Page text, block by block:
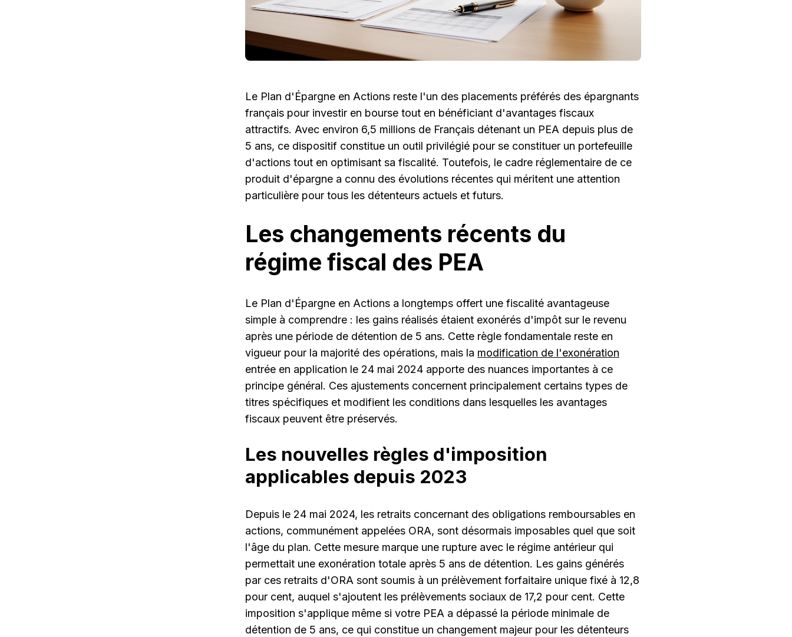
Le Plan d'Épargne en Actions reste l'un des placements préférés des épargnants
français pour investir en bourse tout en bénéficiant d'avantages fiscaux
attractifs. Avec environ 6,5 millions de Français détenant un PEA depuis plus de
5 ans, ce dispositif constitue un outil privilégié pour se constituer un portefeuille
d'actions tout en optimisant sa fiscalité. Toutefois, le cadre réglementaire de ce
produit d'épargne a connu des évolutions récentes qui méritent une attention
particulière pour tous les détenteurs actuels et futurs.
Les changements récents du
régime fiscal des PEA
Le Plan d'Épargne en Actions a longtemps offert une fiscalité avantageuse
simple à comprendre : les gains réalisés étaient exonérés d'impôt sur le revenu
après une période de détention de 5 ans. Cette règle fondamentale reste en
vigueur pour la majorité des opérations, mais la modification de l'exonération
entrée en application le 24 mai 2024 apporte des nuances importantes à ce
principe général. Ces ajustements concernent principalement certains types de
titres spécifiques et modifient les conditions dans lesquelles les avantages
fiscaux peuvent être préservés.
Les nouvelles règles d'imposition
applicables depuis 2023
Depuis le 24 mai 2024, les retraits concernant des obligations remboursables en
actions, communément appelées ORA, sont désormais imposables quel que soit
l'âge du plan. Cette mesure marque une rupture avec le régime antérieur qui
permettait une exonération totale après 5 ans de détention. Les gains générés
par ces retraits d'ORA sont soumis à un prélèvement forfaitaire unique fixé à 12,8
pour cent, auquel s'ajoutent les prélèvements sociaux de 17,2 pour cent. Cette
imposition s'applique même si votre PEA a dépassé la période minimale de
détention de 5 ans, ce qui constitue un changement majeur pour les détenteurs